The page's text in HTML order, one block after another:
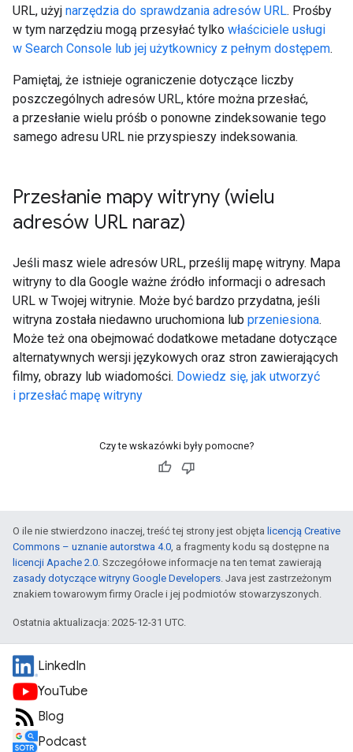
URL, użyj narzędzia do sprawdzania adresów URL. Prośby
w tym narzędziu mogą przesyłać tylko właściciele usługi
w Search Console lub jej użytkownicy z pełnym dostępem.
Pamiętaj, że istnieje ograniczenie dotyczące liczby
poszczególnych adresów URL, które można przesłać,
a przesłanie wielu próśb o ponowne zindeksowanie tego
samego adresu URL nie przyspieszy indeksowania.
Przesłanie mapy witryny (wielu
adresów URL naraz)
Jeśli masz wiele adresów URL, prześlij mapę witryny. Mapa
witryny to dla Google ważne źródło informacji o adresach
URL w Twojej witrynie. Może być bardzo przydatna, jeśli
witryna została niedawno uruchomiona lub przeniesiona.
Może też ona obejmować dodatkowe metadane dotyczące
alternatywnych wersji językowych oraz stron zawierających
filmy, obrazy lub wiadomości. Dowiedz się, jak utworzyć
i przesłać mapę witryny
Czy te wskazówki były pomocne?
O ile nie stwierdzono inaczej, treść tej strony jest objęta licencją Creative
Commons – uznanie autorstwa 4.0, a fragmenty kodu są dostępne na
licencji Apache 2.0. Szczegółowe informacje na ten temat zawierają
zasady dotyczące witryny Google Developers. Java jest zastrzeżonym
znakiem towarowym firmy Oracle i jej podmiotów stowarzyszonych.
Ostatnia aktualizacja: 2025-12-31 UTC.
LinkedIn
YouTube
Blog
Podcast